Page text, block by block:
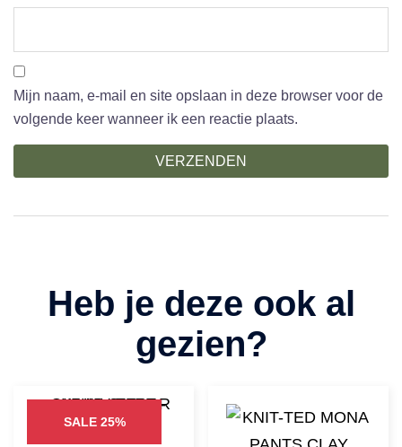
Mijn naam, e-mail en site opslaan in deze browser voor de
volgende keer wanneer ik een reactie plaats.
SALE 25%